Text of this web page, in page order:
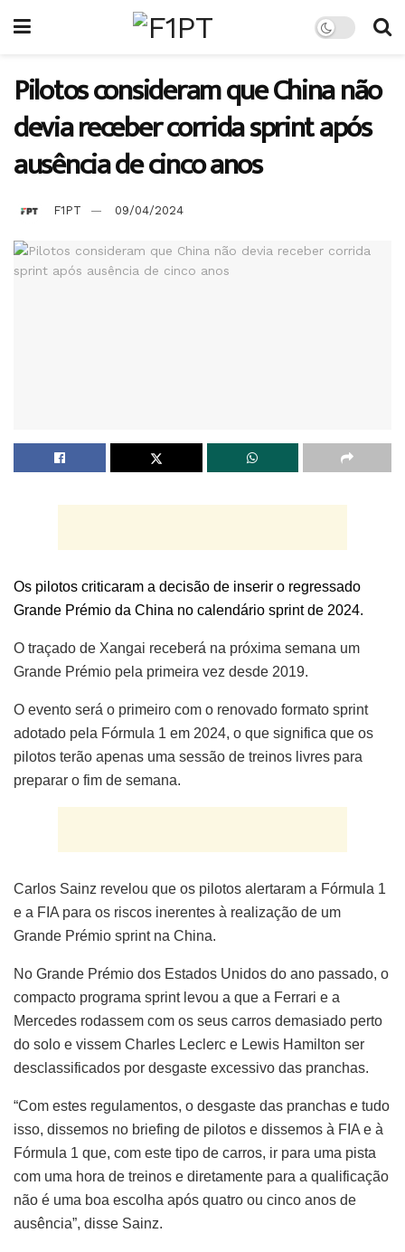
Pilotos consideram que China não
devia receber corrida sprint após
ausência de cinco anos
F1PT 09/04/2024
Os pilotos criticaram a decisão de inserir o regressado
Grande Prémio da China no calendário sprint de 2024.
O traçado de Xangai receberá na próxima semana um
Grande Prémio pela primeira vez desde 2019.
O evento será o primeiro com o renovado formato sprint
adotado pela Fórmula 1 em 2024, o que significa que os
pilotos terão apenas uma sessão de treinos livres para
preparar o fim de semana.
Carlos Sainz revelou que os pilotos alertaram a Fórmula 1
e a FIA para os riscos inerentes à realização de um
Grande Prémio sprint na China.
No Grande Prémio dos Estados Unidos do ano passado, o
compacto programa sprint levou a que a Ferrari e a
Mercedes rodassem com os seus carros demasiado perto
do solo e vissem Charles Leclerc e Lewis Hamilton ser
desclassificados por desgaste excessivo das pranchas.
“Com estes regulamentos, o desgaste das pranchas e tudo
isso, dissemos no briefing de pilotos e dissemos à FIA e à
Fórmula 1 que, com este tipo de carros, ir para uma pista
com uma hora de treinos e diretamente para a qualificação
não é uma boa escolha após quatro ou cinco anos de
ausência”, disse Sainz.